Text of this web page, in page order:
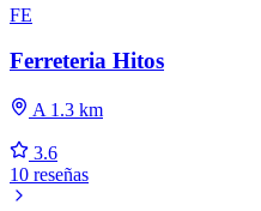
FE
Ferreteria Hitos
A 1.3 km
3.6
10 reseñas